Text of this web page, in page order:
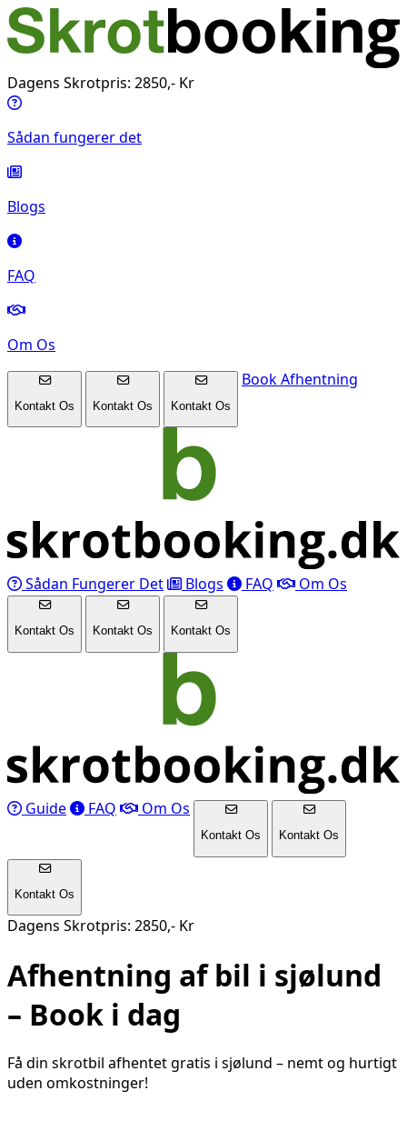
Dagens Skrotpris: 2850,- Kr
Sådan fungerer det
Blogs
FAQ
Om Os
Kontakt Os Kontakt Os Kontakt Os
Book Afhentning
Sådan Fungerer Det Blogs FAQ Om Os
Kontakt Os Kontakt Os Kontakt Os
Guide FAQ Om Os
Kontakt Os Kontakt Os
Kontakt Os
Dagens Skrotpris: 2850,- Kr
Afhentning af bil i sjølund
– Book i dag
Få din skrotbil afhentet gratis i sjølund – nemt og hurtigt
uden omkostninger!